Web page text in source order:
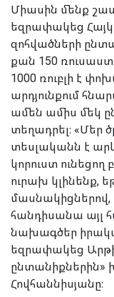
Միասին մենք
եզրափակեց Հայկ
զոհվածների
քան 150
1000 ռուբլի է
արդյունքում
ամեն ամիս մեկ
տեղադրել։ «Մեր
տեսլականն է
կորուստ
ուրախ կլինենք,
մասնակիցներով,
հանդիսանա այլ
նախագծեր
եզրափակեց
ընտանիքներին»
Հովհաննիսյանը։